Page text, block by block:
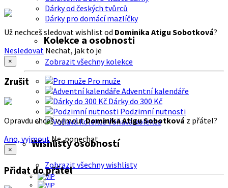
Dárky od českých tvůrců
Dárky pro domácí mazlíčky
Kolekce a osobnosti
Zobrazit všechny kolekce
Pro muže
Adventní kalendáře
Dárky do 300 Kč
Podzimní nutnosti
Voňavá kolekce
Wishlisty osobností
Zobrazit všechny wishlisty
Už nechceš sledovat wishlist od Dominika Atigu Sobotková?
Nesledovat Nechat, jak to je
×
Zrušit
Opravdu chceš vyjmoutDominika Atigu Sobotková z přátel?
Ano, vyjmout Ne, ponechat
×
Přidat do přátel